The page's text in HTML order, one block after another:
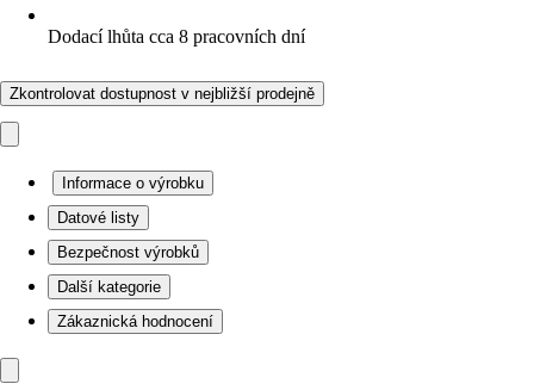
Dodací lhůta cca 8 pracovních dní
Zkontrolovat dostupnost v nejbližší prodejně
Informace o výrobku
Datové listy
Bezpečnost výrobků
Další kategorie
Zákaznická hodnocení